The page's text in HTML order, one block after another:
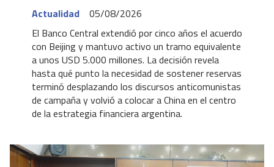
Actualidad
05/08/2026
El Banco Central extendió por cinco años el acuerdo
con Beijing y mantuvo activo un tramo equivalente
a unos USD 5.000 millones. La decisión revela
hasta qué punto la necesidad de sostener reservas
terminó desplazando los discursos anticomunistas
de campaña y volvió a colocar a China en el centro
de la estrategia financiera argentina.